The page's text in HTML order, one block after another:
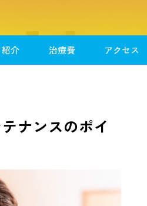
介 治療費 アクセス
ナンスのポイ